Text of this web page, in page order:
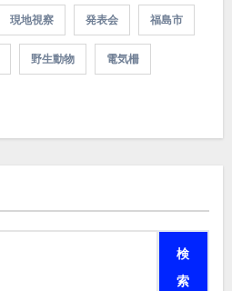
現地視察 発表会 福島市
野生動物 電気柵
検
索